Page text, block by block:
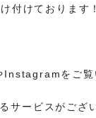
付けております
Instagramをご覧
サービスがござ